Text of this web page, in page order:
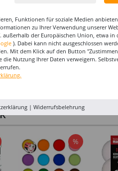
%
Funktionen für soziale Medien
zu Ihrer Verwendung unserer
der Europäischen Union, etwa in
). Dabei kann nicht ausgeschlossen
Mit dem Klick auf den Button
Nutzung Ihrer Daten verweigern.
| Widerrufsbelehrung